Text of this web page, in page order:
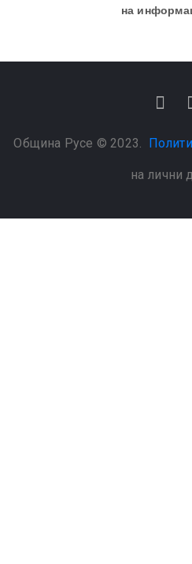
на
Община Русе © 2023.
на лични